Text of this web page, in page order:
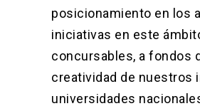
posicionamiento en los
iniciativas en este
concursables, a fondos
creatividad de nuestros
universidades